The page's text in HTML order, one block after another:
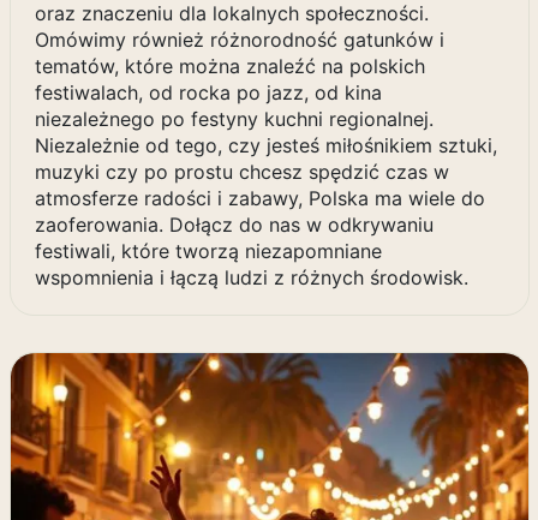
oraz znaczeniu dla lokalnych społeczności.
Omówimy również różnorodność gatunków i
tematów, które można znaleźć na polskich
festiwalach, od rocka po jazz, od kina
niezależnego po festyny kuchni regionalnej.
Niezależnie od tego, czy jesteś miłośnikiem sztuki,
muzyki czy po prostu chcesz spędzić czas w
atmosferze radości i zabawy, Polska ma wiele do
zaoferowania. Dołącz do nas w odkrywaniu
festiwali, które tworzą niezapomniane
wspomnienia i łączą ludzi z różnych środowisk.